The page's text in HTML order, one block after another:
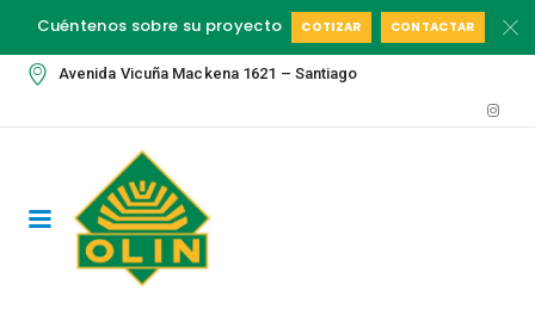
Cuéntenos sobre su proyecto COTIZAR CONTACTAR
Avenida Vicuña Mackena 1621 – Santiago